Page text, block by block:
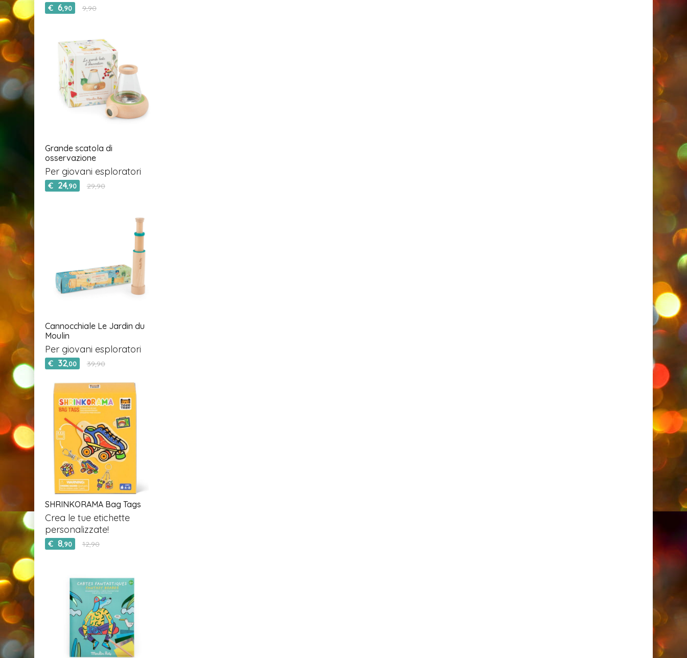
€ 6,90 9,90
Grande scatola di
osservazione
Per giovani esploratori
€ 24,90 29,90
Cannocchiale Le Jardin du
Moulin
Per giovani esploratori
€ 32,00 39,90
SHRINKORAMA Bag Tags
Crea le tue etichette
personalizzate!
€ 8,90 12,90